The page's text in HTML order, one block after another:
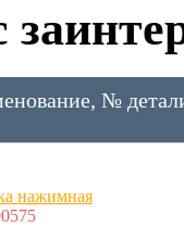
№
нажимная